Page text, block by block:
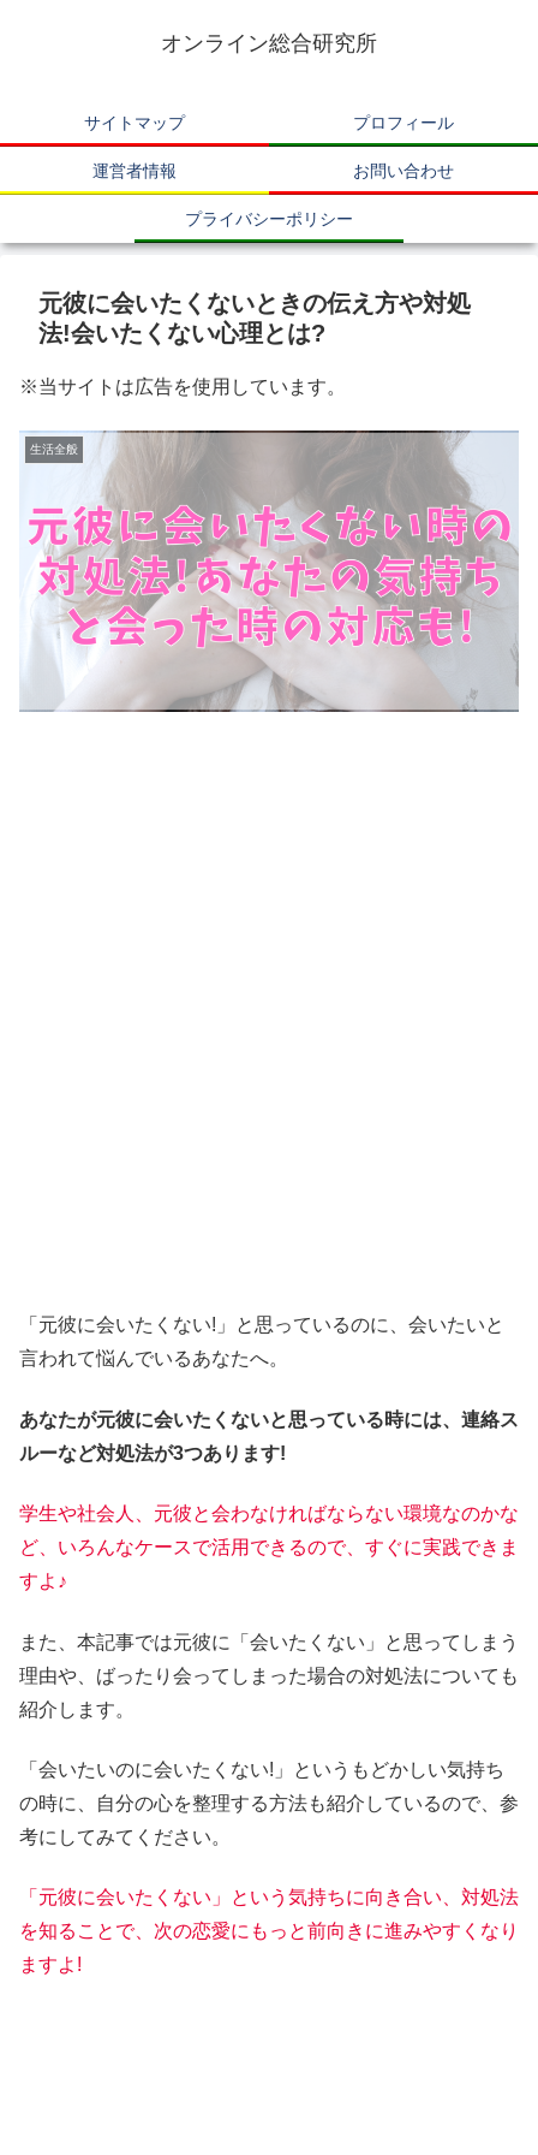
オンライン総合研究所
サイトマップ プロフィール
運営者情報 お問い合わせ
プライバシーポリシー
元彼に会いたくないときの伝え方や対処
法!会いたくない心理とは?
※当サイトは広告を使用しています。
生活全般
「元彼に会いたくない!」と思っているのに、会いたいと
言われて悩んでいるあなたへ。
あなたが元彼に会いたくないと思っている時には、連絡ス
ルーなど対処法が3つあります!
学生や社会人、元彼と会わなければならない環境なのかな
ど、いろんなケースで活用できるので、すぐに実践できま
すよ♪
また、本記事では元彼に「会いたくない」と思ってしまう
理由や、ばったり会ってしまった場合の対処法についても
紹介します。
「会いたいのに会いたくない!」というもどかしい気持ち
の時に、自分の心を整理する方法も紹介しているので、参
考にしてみてください。
「元彼に会いたくない」という気持ちに向き合い、対処法
を知ることで、次の恋愛にもっと前向きに進みやすくなり
ますよ!